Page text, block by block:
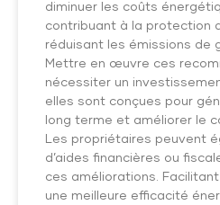
diminuer les coûts
contribuant à la protection
réduisant les émissions de
Mettre en œuvre ces
nécessiter un
elles sont conçues pour
long terme et améliorer le
Les propriétaires peuvent
d’aides financières ou
ces améliorations.
une meilleure efficacité